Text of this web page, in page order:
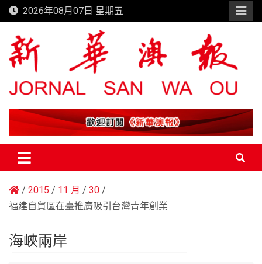
Skip
to
content
2026年08月07日 星期五
新華澳報
2015 11 月
30
福建自貿區在臺推廣吸引台灣青年創業
海峽兩岸